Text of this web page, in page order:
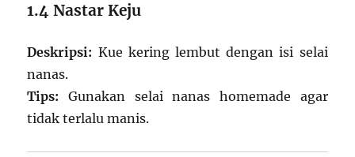
1.4 Nastar Keju
Deskripsi: Kue kering lembut dengan isi selai
nanas.
Tips: Gunakan selai nanas homemade agar
tidak terlalu manis.